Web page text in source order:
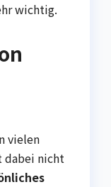
wichtig.
vielen
dabei nicht